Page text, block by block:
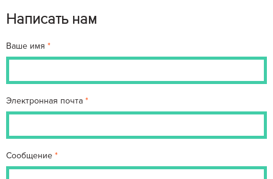
Написать нам
Ваше имя
Электронная почта
Сообщение